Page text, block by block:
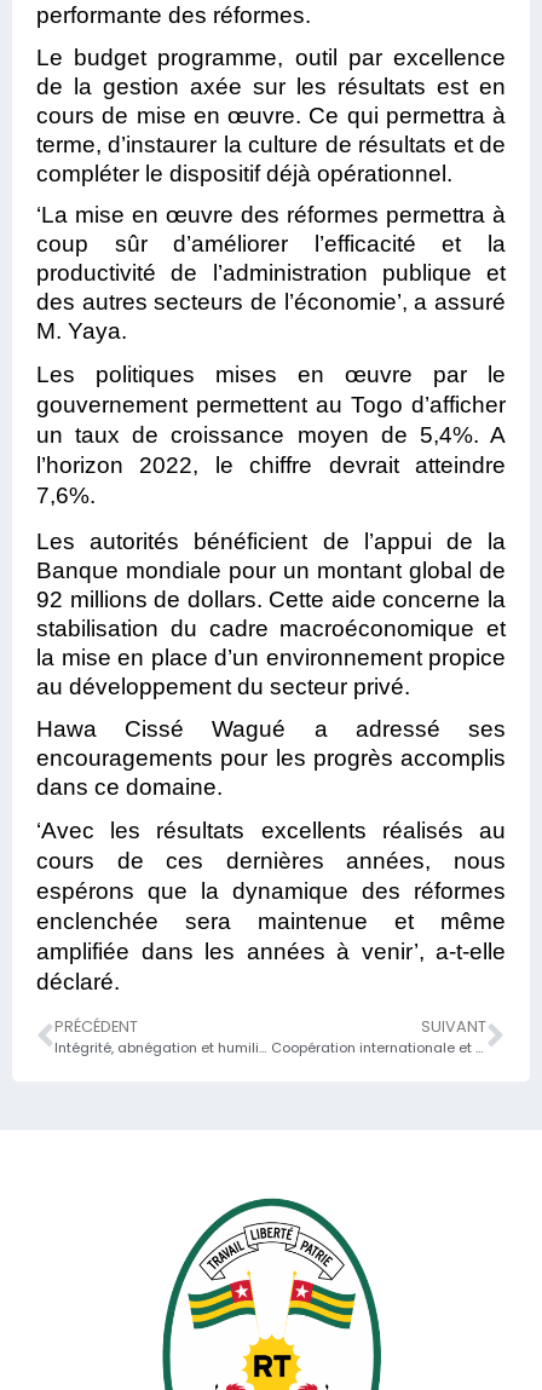
performante des réformes.
Le budget programme, outil par excellence
de la gestion axée sur les résultats est en
cours de mise en œuvre. Ce qui permettra à
terme, d’instaurer la culture de résultats et de
compléter le dispositif déjà opérationnel.
‘La mise en œuvre des réformes permettra à
coup sûr d’améliorer l’efficacité et la
productivité de l’administration publique et
des autres secteurs de l’économie’, a assuré
M. Yaya.
Les politiques mises en œuvre par le
gouvernement permettent au Togo d’afficher
un taux de croissance moyen de 5,4%. A
l’horizon 2022, le chiffre devrait atteindre
7,6%.
Les autorités bénéficient de l’appui de la
Banque mondiale pour un montant global de
92 millions de dollars. Cette aide concerne la
stabilisation du cadre macroéconomique et
la mise en place d’un environnement propice
au développement du secteur privé.
Hawa Cissé Wagué a adressé ses
encouragements pour les progrès accomplis
dans ce domaine.
‘Avec les résultats excellents réalisés au
cours de ces dernières années, nous
espérons que la dynamique des réformes
enclenchée sera maintenue et même
amplifiée dans les années à venir’, a-t-elle
déclaré.
PRÉCÉDENT
Intégrité, abnégation et humilité les mots forts du Ministre Sani YAYA au personnel des finances et de l’économie
SUIVANT
Coopération internationale et meilleure gestion de la dette